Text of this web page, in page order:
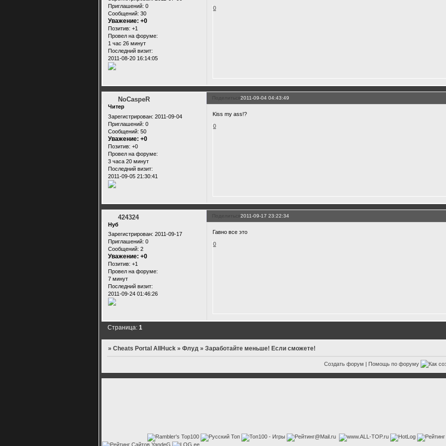
Приглашений: 0
Сообщений: 30
Уважение: +0
Позитив: +1
Провел на форуме:
1 час 26 минут
Последний визит:
2011-08-20 16:14:05
0
Поделиться2011-09-04 04:43:49
NoCaspeR
Читер
Зарегистрирован: 2011-09-04
Приглашений: 0
Сообщений: 50
Уважение: +0
Позитив: +0
Провел на форуме:
3 часа 20 минут
Последний визит:
2011-09-05 21:30:41
Kiss my ass!?
0
Поделиться2011-09-17 23:22:34
424324
Нуб
Зарегистрирован: 2011-09-17
Приглашений: 0
Сообщений: 2
Уважение: +0
Позитив: +1
Провел на форуме:
7 минут
Последний визит:
2011-09-24 01:46:26
Гавно все это
0
Страница:1
»Cheats Portal AllHuck »Флуд »Заработайте меньше! Если сможете!
Создать форум Помощь по форуму